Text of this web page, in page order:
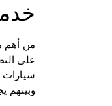
من أهم
على
سيارات
وبينهم